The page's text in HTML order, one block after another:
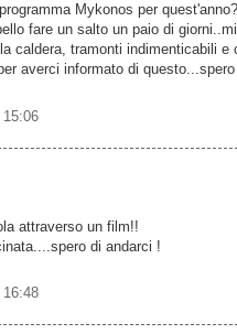
Mykonos per
fare un salto un paio di
caldera, tramonti indimenticabili
averci informato di
15:06
attraverso un film!!
di andarci !
16:48